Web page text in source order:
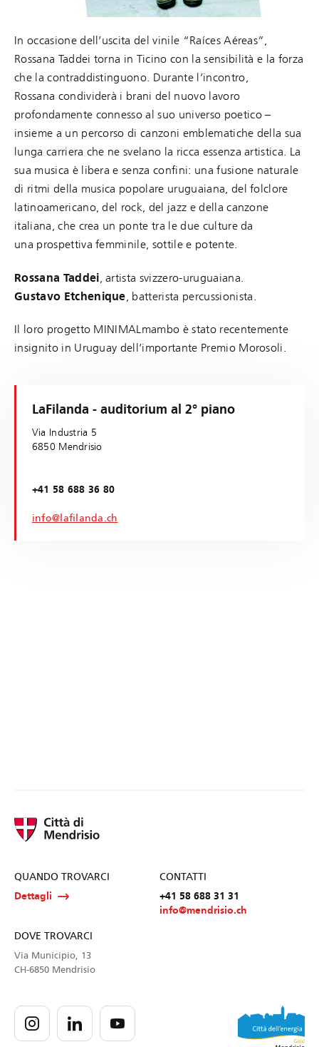
In occasione dell’uscita del vinile “Raíces Aéreas”,
Rossana Taddei torna in Ticino con la sensibilità e la forza
che la contraddistinguono. Durante l’incontro,
Rossana condividerà i brani del nuovo lavoro
profondamente connesso al suo universo poetico –
insieme a un percorso di canzoni emblematiche della sua
lunga carriera che ne svelano la ricca essenza artistica. La
sua musica è libera e senza confini: una fusione naturale
di ritmi della musica popolare uruguaiana, del folclore
latinoamericano, del rock, del jazz e della canzone
italiana, che crea un ponte tra le due culture da
una prospettiva femminile, sottile e potente.
Rossana Taddei , artista svizzero-uruguaiana.
Gustavo Etchenique , batterista percussionista.
Il loro progetto MINIMALmambo è stato recentemente
insignito in Uruguay dell’importante Premio Morosoli.
LaFilanda - auditorium al 2° piano
Via Industria 5
6850 Mendrisio
+41 58 688 36 80
info@lafilanda.ch
QUANDO TROVARCI
Dettagli
CONTATTI
+41 58 688 31 31
info@mendrisio.ch
DOVE TROVARCI
Via Municipio, 13
CH-6850 Mendrisio